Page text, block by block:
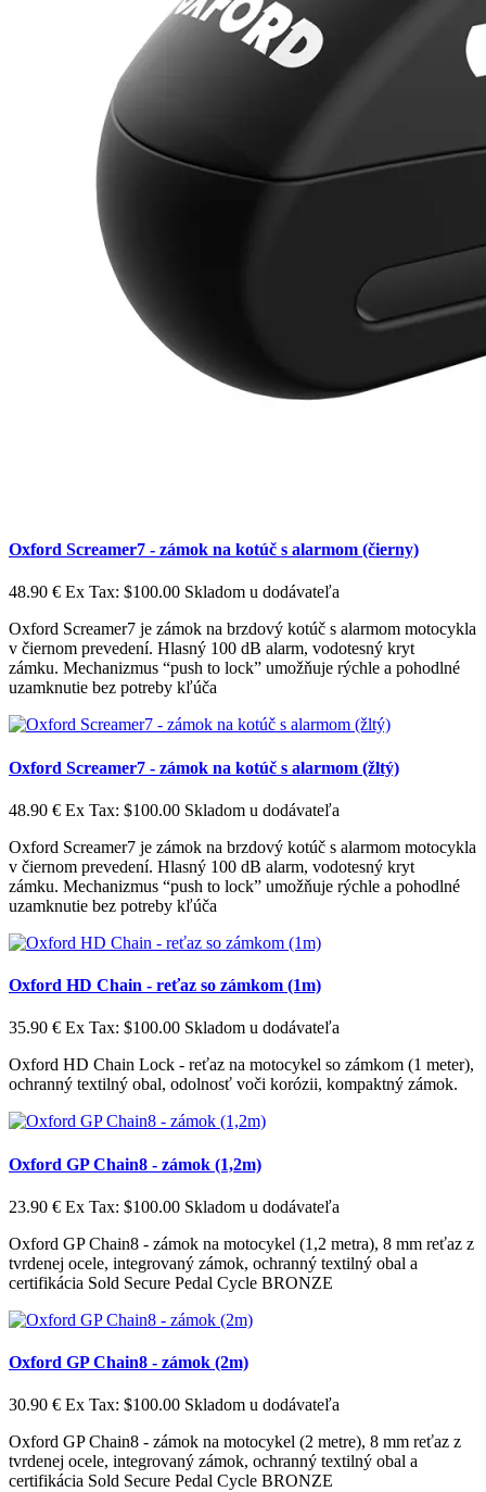
Oxford Screamer7 - zámok na kotúč s alarmom (čierny)
48.90 € Ex Tax: $100.00 Skladom u dodávateľa
Oxford Screamer7 je zámok na brzdový kotúč s alarmom motocykla
v čiernom prevedení. Hlasný 100 dB alarm, vodotesný kryt
zámku. Mechanizmus “push to lock” umožňuje rýchle a pohodlné
uzamknutie bez potreby kľúča
Oxford Screamer7 - zámok na kotúč s alarmom (žltý)
48.90 € Ex Tax: $100.00 Skladom u dodávateľa
Oxford Screamer7 je zámok na brzdový kotúč s alarmom motocykla
v čiernom prevedení. Hlasný 100 dB alarm, vodotesný kryt
zámku. Mechanizmus “push to lock” umožňuje rýchle a pohodlné
uzamknutie bez potreby kľúča
Oxford HD Chain - reťaz so zámkom (1m)
35.90 € Ex Tax: $100.00 Skladom u dodávateľa
Oxford HD Chain Lock - reťaz na motocykel so zámkom (1 meter),
ochranný textilný obal, odolnosť voči korózii, kompaktný zámok.
Oxford GP Chain8 - zámok (1,2m)
23.90 € Ex Tax: $100.00 Skladom u dodávateľa
Oxford GP Chain8 - zámok na motocykel (1,2 metra), 8 mm reťaz z
tvrdenej ocele, integrovaný zámok, ochranný textilný obal a
certifikácia Sold Secure Pedal Cycle BRONZE
Oxford GP Chain8 - zámok (2m)
30.90 € Ex Tax: $100.00 Skladom u dodávateľa
Oxford GP Chain8 - zámok na motocykel (2 metre), 8 mm reťaz z
tvrdenej ocele, integrovaný zámok, ochranný textilný obal a
certifikácia Sold Secure Pedal Cycle BRONZE